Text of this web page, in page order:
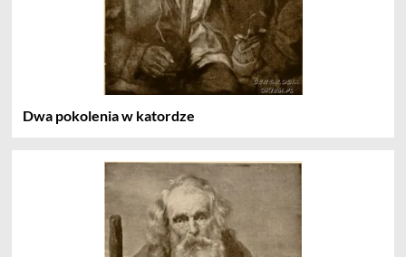
Dwa pokolenia w katordze